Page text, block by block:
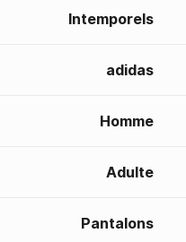
Intemporels
adidas
Homme
Adulte
Pantalons